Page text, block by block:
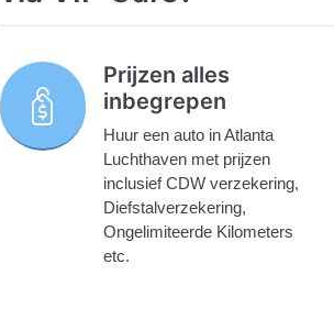
Prijzen alles
inbegrepen
Huur een auto in Atlanta
Luchthaven met prijzen
inclusief CDW verzekering,
Diefstalverzekering,
Ongelimiteerde Kilometers
etc.